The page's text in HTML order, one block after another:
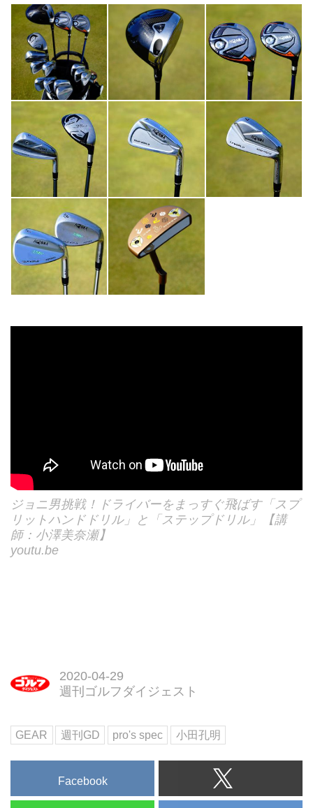
ジョニ男挑戦！ドライバーをまっすぐ飛ばす「スプ
リットハンドドリル」と「ステップドリル」【講
師：小澤美奈瀬】
youtu.be
2020-04-29
週刊ゴルフダイジェスト
GEAR 週刊GD pro's spec 小田孔明
Facebook